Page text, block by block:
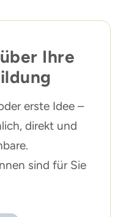
Ihre
erste Idee –
direkt und
sind für Sie